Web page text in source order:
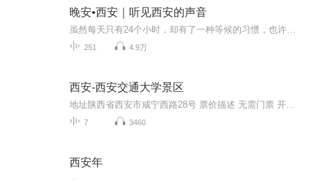
晚安•西安｜听见西安的声音
251 4.9万
西安-西安交通大学景区
7 3460
西安年